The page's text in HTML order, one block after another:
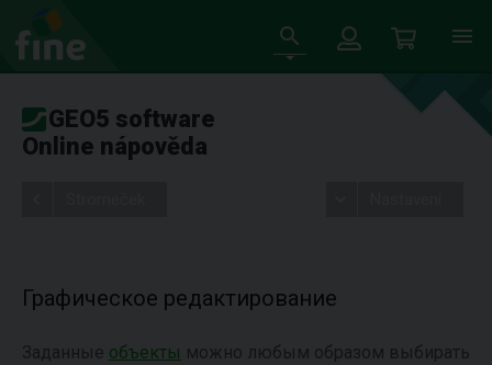
GEO5 software
Online nápověda
Графическое редактирование
Заданные объекты можно любым образом выбирать